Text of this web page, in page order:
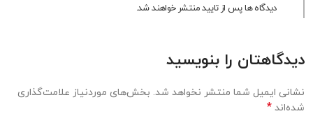
دیدگاه ها پس از تایید منتشر خواهند شد.
دیدگاهتان را بنویسید
نشانی ایمیل شما منتشر نخواهد شد. بخش‌های موردنیاز علامت‌گذاری
شده‌اند *